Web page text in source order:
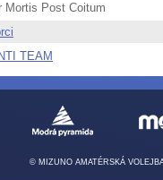
Mortis Post Coitum
TEAM
© MIZUNO AMATÉRSKÁ